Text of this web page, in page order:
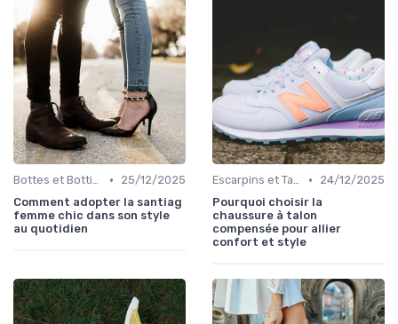
Bottes et Bottines •
25/12/2025
Comment adopter la santiag
femme chic dans son style
au quotidien
Escarpins et Talons •
24/12/2025
Pourquoi choisir la
chaussure à talon
compensée pour allier
confort et style